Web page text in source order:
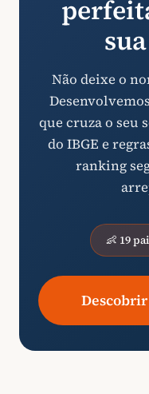
Não deixe o
que cruza o seu
do IBGE e
ranking
👶 19